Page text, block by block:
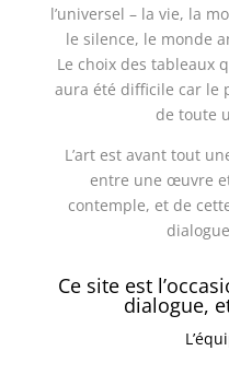
l’universel – la vie, la
le silence, le monde
Le choix des tableaux
aura été difficile car le
de toute
L’art est avant tout
entre une œuvre
contemple, et de
Ce site est
dialogue,